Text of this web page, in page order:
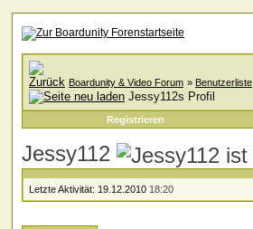
Boardunity & Video Forum » Benutzerliste
Jessy112s Profil
Registrieren
Jessy112
Letzte Aktivität: 19.12.2010 18:20